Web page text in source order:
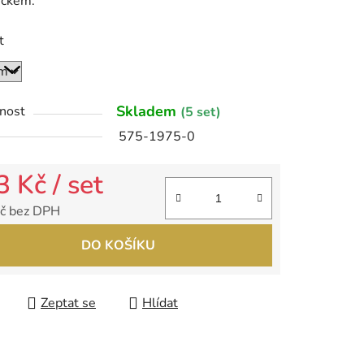
Skladem (5 set)
575-1975-0
Kč/ set
bez DPH
DO KOŠÍKU
Zeptat se Hlídat